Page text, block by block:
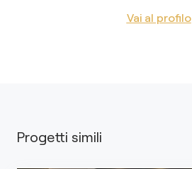
Vai al profilo
Progetti simili